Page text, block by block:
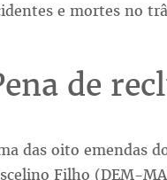
e mortes no
de
das oito emendas
Filho (DEM-